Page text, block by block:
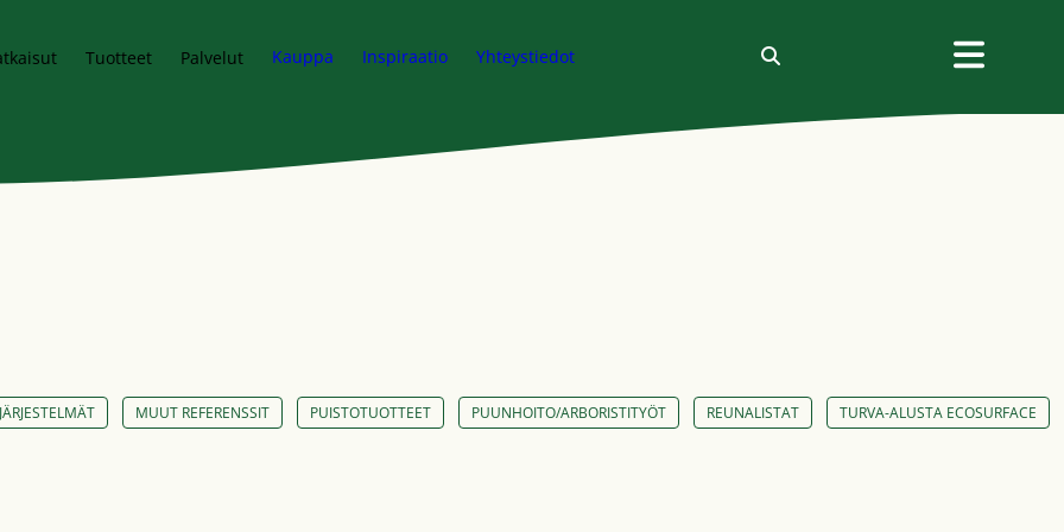
Tuotteet Palvelut Kauppa Inspiraatio Yhteystiedot
MUUT REFERENSSIT PUISTOTUOTTEET PUUNHOITO/ARBORISTITYÖT REUNALISTAT TURVA-ALUSTA ECOSURFACE